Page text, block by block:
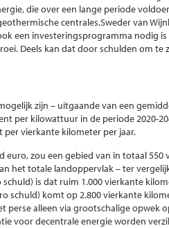
die over een lange periode
centrales.Sweder van
een investeringsprogramma nodig
Deels kan dat door schulden om te
zijn – uitgaande van een
per kilowattuur in de periode 2020-
vierkante kilometer per jaar.
euro, zou een gebied van in totaal
het totale landoppervlak – ter
is dat ruim 1.000 vierkante
schuld) komt op 2.800 vierkante
perse alleen via grootschalige opwek
voor decentrale energie worden